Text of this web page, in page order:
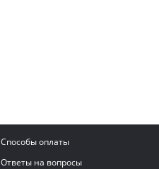
Способы оплаты
Ответы на вопросы